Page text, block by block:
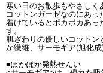
寒い日のお散歩もやさしく
コットンガーゼなのにあっ
着けているとポカポカあっ
す。
肌ざわりの優しいコット
か繊維、サーモギア(旭化成
■ぽかぽか発熱せんい